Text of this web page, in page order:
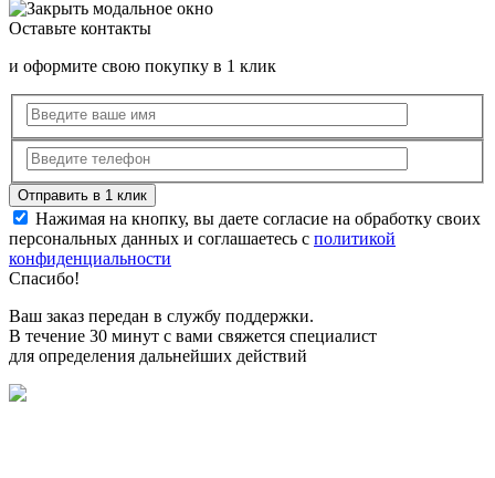
Оставьте контакты
и оформите свою покупку в 1 клик
Нажимая на кнопку, вы даете согласие на обработку своих
персональных данных и соглашаетесь с политикой
конфиденциальности
Спасибо!
Ваш заказ передан в службу поддержки.
В течение 30 минут с вами свяжется специалист
для определения дальнейших действий